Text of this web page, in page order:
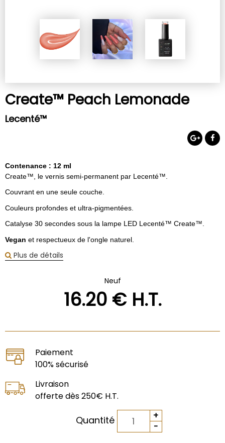
Create™ Peach Lemonade
Lecenté™
Contenance : 12 ml
Create™, le vernis semi-permanent par Lecenté™.
Couvrant en une seule couche.
Couleurs profondes et ultra-pigmentées.
Catalyse 30 secondes sous la lampe LED Lecenté™ Create™.
Vegan et respectueux de l'ongle naturel.
Plus de détails
Neuf
16.20€ H.T.
Paiement
100% sécurisé
Livraison
offerte dès 250€ H.T.
Quantité